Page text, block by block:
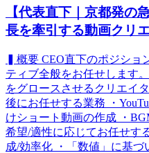
【代表直下｜京都発の
長を牽引する動画クリ
▍概要 CEO直下のポジショ
ティブ全般をお任せします
をグロースさせるクリエイ
後にお任せする業務 ・
けショート動画の作成 ・
希望/適性に応じてお任せす
成/効率化 ・「数値」に基づ